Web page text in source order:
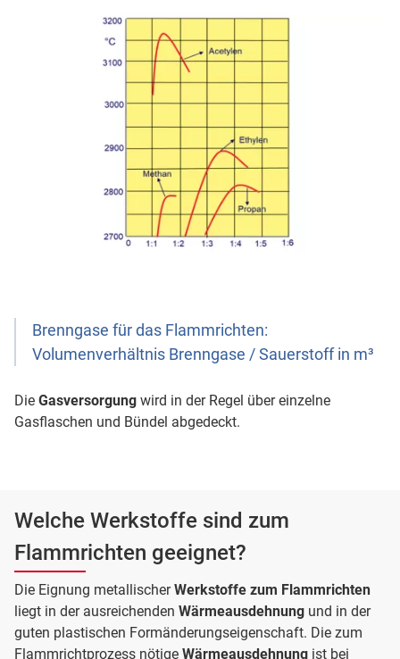
Brenngase für das Flammrichten:
Volumenverhältnis Brenngase / Sauerstoff in m³
Die Gasversorgung wird in der Regel über einzelne
Gasflaschen und Bündel abgedeckt.
Welche Werkstoffe sind zum
Flammrichten geeignet?
Die Eignung metallischerWerkstoffe zum Flammrichten
liegt in der ausreichenden Wärmeausdehnung und in der
guten plastischen Formänderungseigenschaft. Die zum
Flammrichtprozess nötige Wärmeausdehnung ist bei